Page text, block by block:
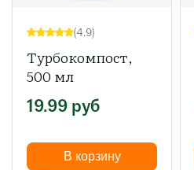
(4.9)
Турбокомпост,
500 мл
19.99 руб
В корзину